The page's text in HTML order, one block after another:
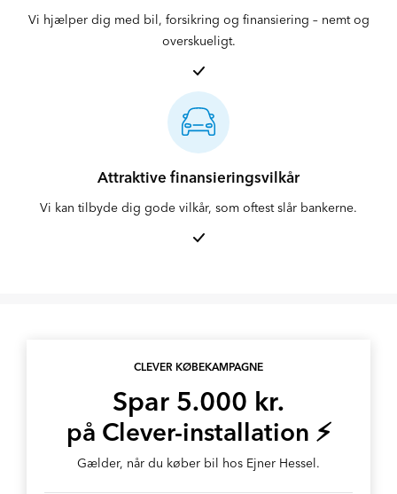
Vi hjælper dig med bil, forsikring og finansiering – nemt og
overskueligt.
Attraktive finansieringsvilkår
Vi kan tilbyde dig gode vilkår, som oftest slår bankerne.
CLEVER KØBEKAMPAGNE
Spar 5.000 kr.
på Clever-installation ⚡
Gælder, når du køber bil hos Ejner Hessel.